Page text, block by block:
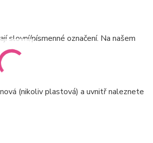
slovní/písmenné označení. Na našem
(nikoliv plastová) a uvnitř naleznete